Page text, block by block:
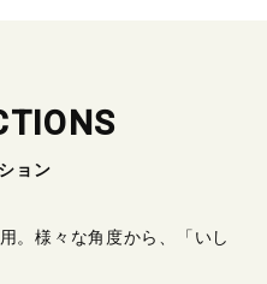
ョン
。様々な角度から、「いし